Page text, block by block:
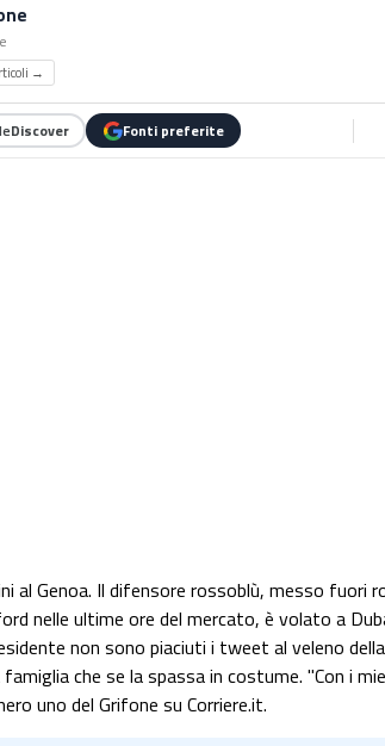
→
Discover Fonti preferite
al Genoa. Il difensore rossoblù, messo fuori
nelle ultime ore del mercato, è volato a
non sono piaciuti i tweet al veleno
che se la spassa in costume. "Con i
uno del Grifone su Corriere.it.